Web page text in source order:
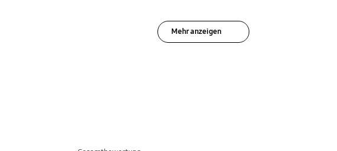
Mehr anzeigen